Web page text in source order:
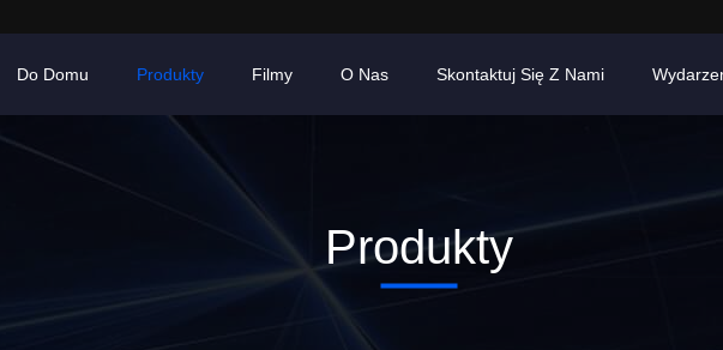
Do Domu Produkty Filmy O Nas Skontaktuj Się Z Nami
Produkty